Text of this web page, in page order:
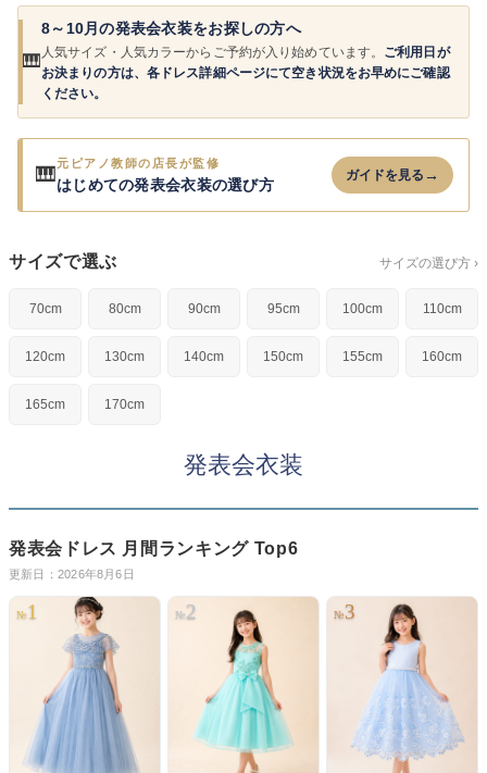
Sale販売
コスチューム アウター
ジュエリー 音楽雑貨
Graduation & Entrance
卒業式・入学式
きちんと感のあるフォーマル
七五三
3歳・5歳・7歳の晴れの日
06 あんしんパック
汚れ・キズ・破損の補償
Buy & Support
07 販売・共通のご案内
品質・返品・お手入れ
電話・メール・LINE
定休 月曜日
店舗を予約する →
写真スタジオ APS
対応 七五三・発表会・記念撮影
予約 Web または お電話
スタジオを予約 →
🎹
8～10月の発表会衣装をお探しの方へ
人気サイズ・人気カラーからご予約が入り始めています。 ご利用日が
お決まりの方は、各ドレス詳細ページにて空き状況をお早めにご確認
ください。
🎹
元ピアノ教師の店長が監修
はじめての発表会衣装の選び方
ガイドを見る →
サイズで選ぶ サイズの選び方 ›
70cm 80cm 90cm 95cm 100cm 110cm
120cm 130cm 140cm 150cm 155cm 160cm
165cm 170cm
発表会衣装
発表会ドレス 月間ランキング Top6
更新日：2026年8月6日
№1 №2 №3